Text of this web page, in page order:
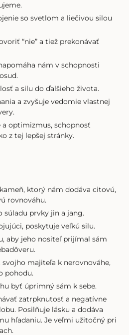
so svetlom a liečivou silou
“nie” a tiež prekonávať
nám v schopnosti
a silu do ďalšieho života.
a zvyšuje vedomie vlastnej
a optimizmus, schopnosť
z tej lepšej stránky.
ktorý nám dodáva citovú,
rovnováhu.
súladu prvky jin a jang.
poskytuje veľkú silu.
aby jeho nositeľ prijímal sám
majiteľa k nerovnováhe,
pohodu.
byť úprimný sám k sebe.
zatrpknutosť a negatívne
Posilňuje lásku a dodáva
hľadaniu. Je veľmi užitočný pri